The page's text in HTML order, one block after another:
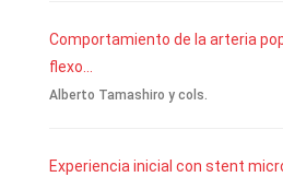
Comportamiento de la arteria
flexo...
Alberto Tamashiro y cols.
Experiencia inicial con stent